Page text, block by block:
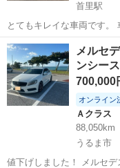
首里駅
とてもキレイな車両です。
ノークレーム ノーリター
沖縄 島尻郡
メルセ
ンシー
700,000
オンライン
Ａクラス
88,050km
うるま市
値下げしました！ メルセデス・ベンツ・Aクラス ブルーエフェンシー